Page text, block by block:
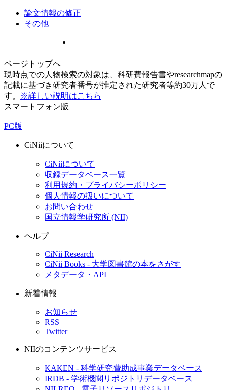
論文情報の修正
その他
ページトップへ
現時点での人物検索の対象は、科研費報告書やresearchmapの
記載に基づき研究者番号が推定された研究者等約30万人で
す。
※詳しい説明はこちら
スマートフォン版
|
PC版
CiNiiについて
CiNiiについて
収録データベース一覧
利用規約・プライバシーポリシー
個人情報の扱いについて
お問い合わせ
国立情報学研究所 (NII)
ヘルプ
CiNii Research
CiNii Books - 大学図書館の本をさがす
メタデータ・API
新着情報
お知らせ
RSS
Twitter
NIIのコンテンツサービス
KAKEN - 科学研究費助成事業データベース
IRDB - 学術機関リポジトリデータベース